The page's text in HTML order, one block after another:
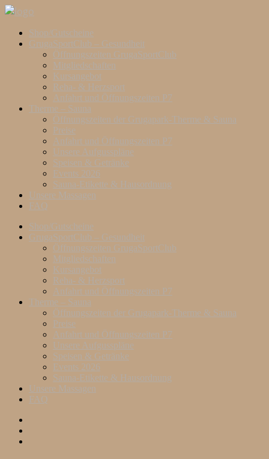
Shop/Gutscheine
GrugaSportClub – Gesundheit
Öffnungszeiten GrugaSportClub
Mitgliedschaften
Kursangebot
Reha- & Herzsport
Anfahrt und Öffnungszeiten P7
Therme – Sauna
Öffnungszeiten der Grugapark-Therme & Sauna
Preise
Anfahrt und Öffnungszeiten P7
Unsere Aufgusspläne
Speisen & Getränke
Events 2026
Sauna-Etikette & Hausordnung
Unsere Massagen
FAQ
Shop/Gutscheine
GrugaSportClub – Gesundheit
Öffnungszeiten GrugaSportClub
Mitgliedschaften
Kursangebot
Reha- & Herzsport
Anfahrt und Öffnungszeiten P7
Therme – Sauna
Öffnungszeiten der Grugapark-Therme & Sauna
Preise
Anfahrt und Öffnungszeiten P7
Unsere Aufgusspläne
Speisen & Getränke
Events 2026
Sauna-Etikette & Hausordnung
Unsere Massagen
FAQ